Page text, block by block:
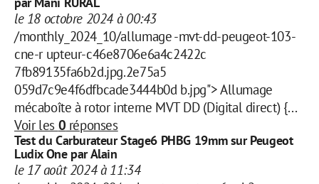
le 18 octobre 2024 à 00:43
/monthly_2024_10/allumage -mvt-dd-peugeot-103-
cne-r upteur-c46e8706e6a4c2422c
7fb89135fa6b2d.jpg.2e75a5
059d7c9e4f6dfbcade3444b0d b.jpg"> Allumage
mécaboîte à rotor interne MVT DD (Digital direct) {...
Voir les 0 réponses
Test du Carburateur Stage6 PHBG 19mm sur Peugeot
Ludix One par Alain
le 17 août 2024 à 11:34